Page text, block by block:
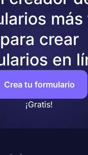
campos de
agregue un
firmas electrónicas.
su formulario o
más
para crear
en
Crea tu formulario
¡Gratis!